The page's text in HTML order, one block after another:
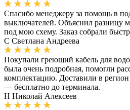
Спасибо менеджеру за помощь в
выключателей. Объяснил разницу
под мою схему. Заказ собрали
С Светлана Андреева
Покупали греющий кабель для
была очень подробная, помогли
комплектацию. Доставили в
— бесплатно до терминала.
Н Николай Алексеев